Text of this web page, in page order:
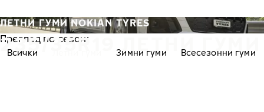
235/35R19 ЛЕТНИ ГУМИ
ЛЕТНИ ГУМИ NOKIAN TYRES
Преглед по сезон:
Всички Зимни гуми Всесезонни гуми